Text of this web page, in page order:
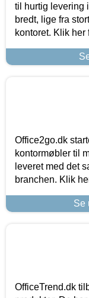
til hurtig levering
bredt, lige fra
kontoret. Klik her
Office2go.dk
kontormøbler til
leveret med det
branchen. Klik
Se
OfficeTrend.dk